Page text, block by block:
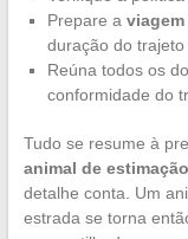
Prepare a
duração do
Reúna todos os
conformidade do
Tudo se resume à
animal de estimação
detalhe conta. Um
estrada se torna